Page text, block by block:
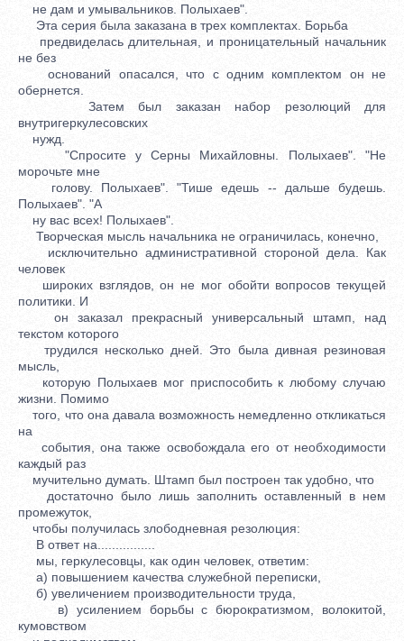
не дам и умывальников. Полыхаев".
Эта серия была заказана в трех комплектах. Борьба
предвиделась длительная, и проницательный начальник
не без
оснований опасался, что с одним комплектом он не
обернется.
Затем был заказан набор резолюций для
внутригеркулесовских
нужд.
"Спросите у Серны Михайловны. Полыхаев". "Не
морочьте мне
голову. Полыхаев". "Тише едешь -- дальше будешь.
Полыхаев". "А
ну вас всех! Полыхаев".
Творческая мысль начальника не ограничилась, конечно,
исключительно административной стороной дела. Как
человек
широких взглядов, он не мог обойти вопросов текущей
политики. И
он заказал прекрасный универсальный штамп, над
текстом которого
трудился несколько дней. Это была дивная резиновая
мысль,
которую Полыхаев мог приспособить к любому случаю
жизни. Помимо
того, что она давала возможность немедленно откликаться
на
события, она также освобождала его от необходимости
каждый раз
мучительно думать. Штамп был построен так удобно, что
достаточно было лишь заполнить оставленный в нем
промежуток,
чтобы получилась злободневная резолюция:
В ответ на................
мы, геркулесовцы, как один человек, ответим:
а) повышением качества служебной переписки,
б) увеличением производительности труда,
в) усилением борьбы с бюрократизмом, волокитой,
кумовством